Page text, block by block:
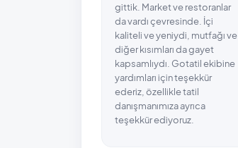
gittik. Market ve restoranlar
da vardı çevresinde. İçi
kaliteli ve yeniydi, mutfağı ve
diğer kısımları da gayet
kapsamlıydı. Gotatil ekibine
yardımları için teşekkür
ederiz, özellikle tatil
danışmanımıza ayrıca
teşekkür ediyoruz.